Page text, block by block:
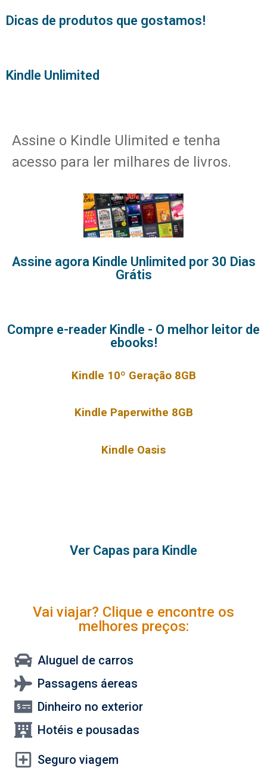
Dicas de produtos que gostamos!
Kindle Unlimited
Assine o Kindle Ulimited e tenha
acesso para ler milhares de livros.
Assine agora Kindle Unlimited por 30 Dias
Grátis
Compre e-reader Kindle - O melhor leitor de
ebooks!
Kindle 10º Geração 8GB
Kindle Paperwithe 8GB
Kindle Oasis
Ver Capas para Kindle
Vai viajar? Clique e encontre os
melhores preços:
Aluguel de carros
Passagens áereas
Dinheiro no exterior
Hotéis e pousadas
Seguro viagem